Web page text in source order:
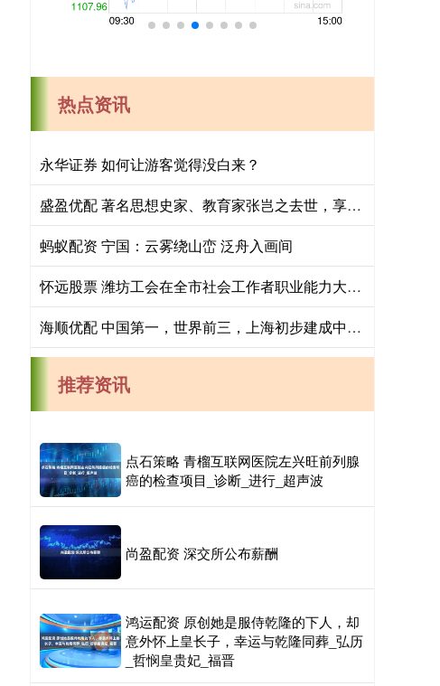
热点资讯
永华证券 如何让游客觉得没白来？
盛盈优配 著名思想史家、教育家张岂之去世，享年99岁
蚂蚁配资 宁国：云雾绕山峦 泛舟入画间
怀远股票 潍坊工会在全市社会工作者职业能力大赛斩获佳绩
海顺优配 中国第一，世界前三，上海初步建成中国特色海洋强国建设引领区
推荐资讯
点石策略 青榴互联网医院左兴旺前列腺
癌的检查项目_诊断_进行_超声波
尚盈配资 深交所公布薪酬
鸿运配资 原创她是服侍乾隆的下人，却
意外怀上皇长子，幸运与乾隆同葬_弘历
_哲悯皇贵妃_福晋